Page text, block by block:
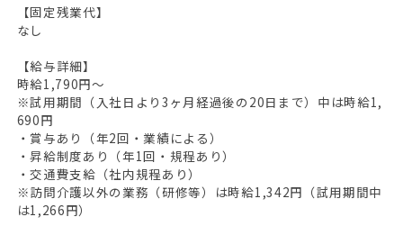
【固定残業代】
なし
【給与詳細】
時給1,790円～
※試用期間（入社日より3ヶ月経過後の20日まで）中は時給1,
690円
・賞与あり（年2回・業績による）
・昇給制度あり（年1回・規程あり）
・交通費支給（社内規程あり）
※訪問介護以外の業務（研修等）は時給1,342円（試用期間中
は1,266円）